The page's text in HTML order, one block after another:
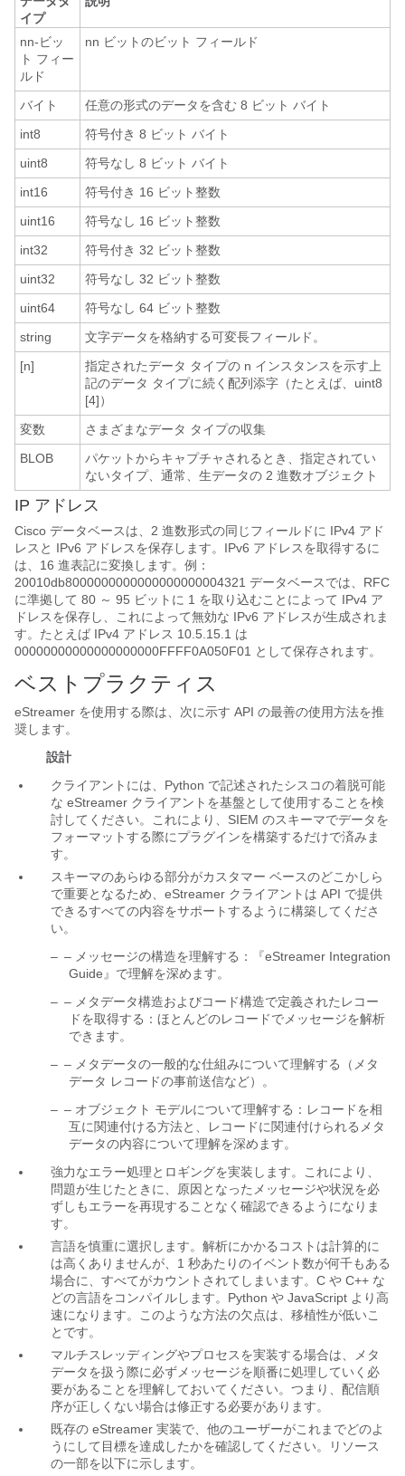
イプ
nn-ビッ
ト フィー
ルド
nn ビットのビット フィールド
バイト
任意の形式のデータを含む 8 ビット バイト
int8
符号付き 8 ビット バイト
uint8
符号なし 8 ビット バイト
int16
符号付き 16 ビット整数
uint16
符号なし 16 ビット整数
int32
符号付き 32 ビット整数
uint32
符号なし 32 ビット整数
uint64
符号なし 64 ビット整数
string
文字データを格納する可変長フィールド。
[n]
指定されたデータ タイプの n インスタンスを示す上
記のデータ タイプに続く配列添字（たとえば、uint8
[4]）
変数
さまざまなデータ タイプの収集
BLOB
パケットからキャプチャされるとき、指定されてい
ないタイプ、通常、生データの 2 進数オブジェクト
IP アドレス
Cisco データベースは、2 進数形式の同じフィールドに IPv4 アド
レスと IPv6 アドレスを保存します。IPv6 アドレスを取得するに
は、16 進表記に変換します。例：
20010db8000000000000000000004321 データベースでは、RFC
に準拠して 80 ～ 95 ビットに 1 を取り込むことによって IPv4 ア
ドレスを保存し、これによって無効な IPv6 アドレスが生成されま
す。たとえば IPv4 アドレス 10.5.15.1 は
00000000000000000000FFFF0A050F01 として保存されます。
ベストプラクティス
eStreamer を使用する際は、次に示す API の最善の使用方法を推
奨します。
設計
クライアントには、Python で記述されたシスコの着脱可能
な eStreamer クライアントを基盤として使用することを検
討してください。これにより、SIEM のスキーマでデータを
フォーマットする際にプラグインを構築するだけで済みま
す。
スキーマのあらゆる部分がカスタマー ベースのどこかしら
で重要となるため、eStreamer クライアントは API で提供
できるすべての内容をサポートするように構築してくださ
い。
– – メッセージの構造を理解する：『eStreamer Integration
Guide』で理解を深めます。
– – メタデータ構造およびコード構造で定義されたレコー
ドを取得する：ほとんどのレコードでメッセージを解析
できます。
– – メタデータの一般的な仕組みについて理解する（メタ
データ レコードの事前送信など）。
– – オブジェクト モデルについて理解する：レコードを相
互に関連付ける方法と、レコードに関連付けられるメタ
データの内容について理解を深めます。
強力なエラー処理とロギングを実装します。これにより、
問題が生じたときに、原因となったメッセージや状況を必
ずしもエラーを再現することなく確認できるようになりま
す。
言語を慎重に選択します。解析にかかるコストは計算的に
は高くありませんが、1 秒あたりのイベント数が何千もある
場合に、すべてがカウントされてしまいます。C や C++ な
どの言語をコンパイルします。Python や JavaScript より高
速になります。このような方法の欠点は、移植性が低いこ
とです。
マルチスレッディングやプロセスを実装する場合は、メタ
データを扱う際に必ずメッセージを順番に処理していく必
要があることを理解しておいてください。つまり、配信順
序が正しくない場合は修正する必要があります。
既存の eStreamer 実装で、他のユーザーがこれまでどのよ
うにして目標を達成したかを確認してください。リソース
の一部を以下に示します。